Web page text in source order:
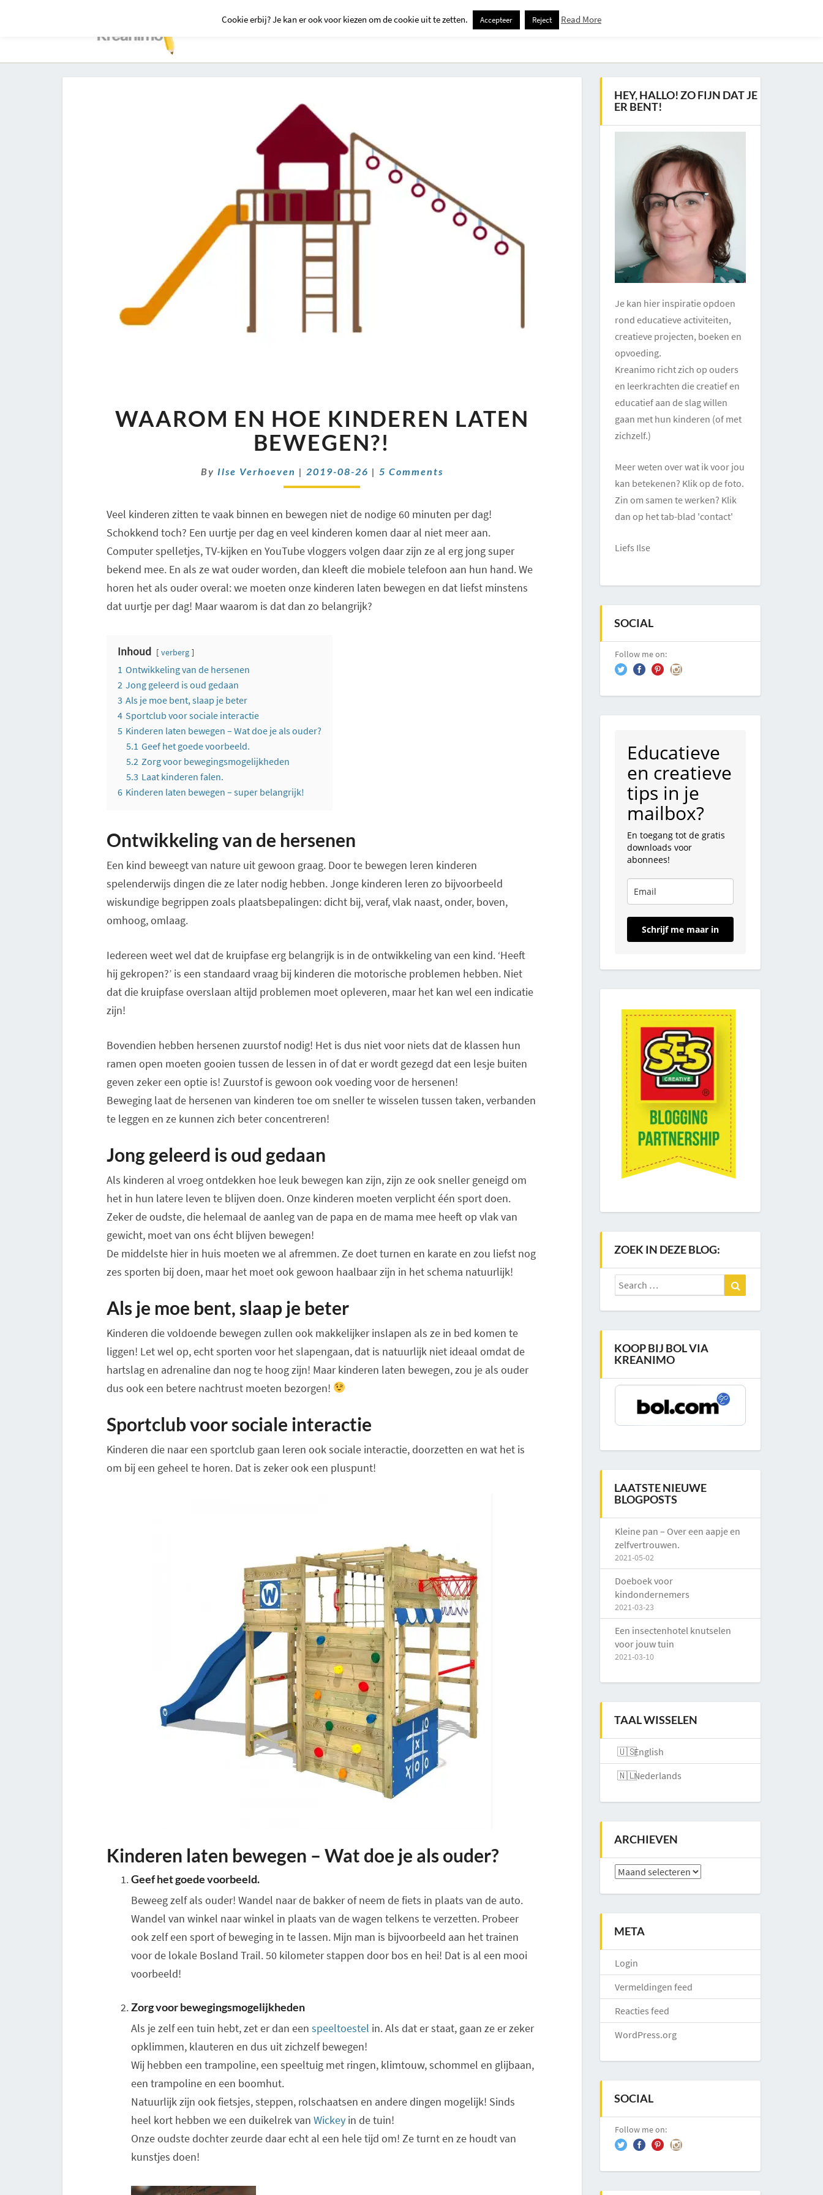
Contact Kids Creatief Erop Uit Huis En Tuin Downloadspagina – Voor Nieuwsbrief Abonnees
EN
HOE
KINDEREN
BEWEGEN?!
WAAROM EN HOE KINDEREN LATEN
BEWEGEN?!
By Ilse Verhoeven | 2019-08-26 | Comments
5 Comments
Veel kinderen zitten te vaak binnen en bewegen niet de nodige 60 minuten per dag!
Schokkend toch? Een uurtje per dag en veel kinderen komen daar al niet meer aan.
Computer spelletjes, TV-kijken en YouTube vloggers volgen daar zijn ze al erg jong super
bekend mee. En als ze wat ouder worden, dan kleeft die mobiele telefoon aan hun hand. We
horen het als ouder overal: we moeten onze kinderen laten bewegen en dat liefst minstens
dat uurtje per dag! Maar waarom is dat dan zo belangrijk?
Inhoud verberg
1 Ontwikkeling van de hersenen
2 Jong geleerd is oud gedaan
3 Als je moe bent, slaap je beter
4 Sportclub voor sociale interactie
5 Kinderen laten bewegen – Wat doe je als ouder?
5.1 Geef het goede voorbeeld.
5.2 Zorg voor bewegingsmogelijkheden
5.3 Laat kinderen falen.
6 Kinderen laten bewegen – super belangrijk!
Ontwikkeling van de hersenen
Een kind beweegt van nature uit gewoon graag. Door te bewegen leren kinderen
spelenderwijs dingen die ze later nodig hebben. Jonge kinderen leren zo bijvoorbeeld
wiskundige begrippen zoals plaatsbepalingen: dicht bij, veraf, vlak naast, onder, boven,
omhoog, omlaag.
Iedereen weet wel dat de kruipfase erg belangrijk is in de ontwikkeling van een kind. ‘Heeft
hij gekropen?’ is een standaard vraag bij kinderen die motorische problemen hebben. Niet
dat die kruipfase overslaan altijd problemen moet opleveren, maar het kan wel een indicatie
zijn!
Bovendien hebben hersenen zuurstof nodig! Het is dus niet voor niets dat de klassen hun
ramen open moeten gooien tussen de lessen in of dat er wordt gezegd dat een lesje buiten
geven zeker een optie is! Zuurstof is gewoon ook voeding voor de hersenen!
Beweging laat de hersenen van kinderen toe om sneller te wisselen tussen taken, verbanden
te leggen en ze kunnen zich beter concentreren!
Jong geleerd is oud gedaan
Als kinderen al vroeg ontdekken hoe leuk bewegen kan zijn, zijn ze ook sneller geneigd om
het in hun latere leven te blijven doen. Onze kinderen moeten verplicht één sport doen.
Zeker de oudste, die helemaal de aanleg van de papa en de mama mee heeft op vlak van
gewicht, moet van ons écht blijven bewegen!
De middelste hier in huis moeten we al afremmen. Ze doet turnen en karate en zou liefst nog
zes sporten bij doen, maar het moet ook gewoon haalbaar zijn in het schema natuurlijk!
Als je moe bent, slaap je beter
Kinderen die voldoende bewegen zullen ook makkelijker inslapen als ze in bed komen te
liggen! Let wel op, echt sporten voor het slapengaan, dat is natuurlijk niet ideaal omdat de
hartslag en adrenaline dan nog te hoog zijn! Maar kinderen laten bewegen, zou je als ouder
dus ook een betere nachtrust moeten bezorgen!
Sportclub voor sociale interactie
Kinderen die naar een sportclub gaan leren ook sociale interactie, doorzetten en wat het is
om bij een geheel te horen. Dat is zeker ook een pluspunt!
Kinderen laten bewegen – Wat doe je als ouder?
Geef het goede voorbeeld.
Beweeg zelf als ouder! Wandel naar de bakker of neem de fiets in plaats van de auto.
Wandel van winkel naar winkel in plaats van de wagen telkens te verzetten. Probeer
ook zelf een sport of beweging in te lassen. Mijn man is bijvoorbeeld aan het trainen
voor de lokale Bosland Trail. 50 kilometer stappen door bos en hei! Dat is al een mooi
voorbeeld!
Zorg voor bewegingsmogelijkheden
Als je zelf een tuin hebt, zet er dan een speeltoestel in. Als dat er staat, gaan ze er zeker
opklimmen, klauteren en dus uit zichzelf bewegen!
Wij hebben een trampoline, een speeltuig met ringen, klimtouw, schommel en glijbaan,
een trampoline en een boomhut.
Natuurlijk zijn ook fietsjes, steppen, rolschaatsen en andere dingen mogelijk! Sinds
heel kort hebben we een duikelrek van Wickey in de tuin!
Onze oudste dochter zeurde daar echt al een hele tijd om! Ze turnt en ze houdt van
kunstjes doen!
HEY, HALLO! ZO FIJN DAT JE
ER BENT!
Je kan hier inspiratie opdoen
rond educatieve activiteiten,
creatieve projecten, boeken en
opvoeding.
Kreanimo richt zich op ouders
en leerkrachten die creatief en
educatief aan de slag willen
gaan met hun kinderen (of met
zichzelf.)
Meer weten over wat ik voor jou
kan betekenen? Klik op de foto.
Zin om samen te werken? Klik
dan op het tab-blad 'contact'
Liefs Ilse
SOCIAL
Follow me on:
Educatieve
en creatieve
tips in je
mailbox?
En toegang tot de gratis
downloads voor
abonnees!
Schrijf me maar in
ZOEK IN DEZE BLOG:
Search
for:
KOOP BIJ BOL VIA
KREANIMO
LAATSTE NIEUWE
BLOGPOSTS
Kleine pan – Over een aapje en
zelfvertrouwen.
2021-05-02
Doeboek voor
kindondernemers
2021-03-23
Een insectenhotel knutselen
voor jouw tuin
2021-03-10
TAAL WISSELEN
English
Nederlands
ARCHIEVEN
Archieven
META
Login
Vermeldingen feed
Reacties feed
WordPress.org
SOCIAL
Follow me on:
Cookie erbij? Je kan er ook voor kiezen om de cookie uit te zetten. Accepteer Reject Read More